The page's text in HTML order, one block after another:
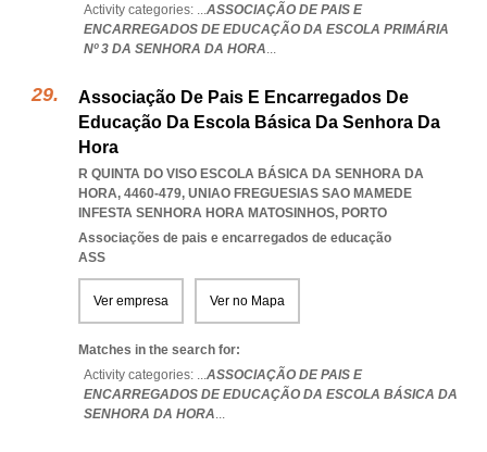
Activity categories: ...ASSOCIAÇÃO DE PAIS E
ENCARREGADOS DE EDUCAÇÃO DA ESCOLA PRIMÁRIA
Nº 3 DA SENHORA DA HORA...
Associação De Pais E Encarregados De
Educação Da Escola Básica Da Senhora Da
Hora
R QUINTA DO VISO ESCOLA BÁSICA DA SENHORA DA
HORA, 4460-479, UNIAO FREGUESIAS SAO MAMEDE
INFESTA SENHORA HORA MATOSINHOS, PORTO
Associações de pais e encarregados de educação
ASS
Ver empresa Ver no Mapa
Matches in the search for:
Activity categories: ...ASSOCIAÇÃO DE PAIS E
ENCARREGADOS DE EDUCAÇÃO DA ESCOLA BÁSICA DA
SENHORA DA HORA...